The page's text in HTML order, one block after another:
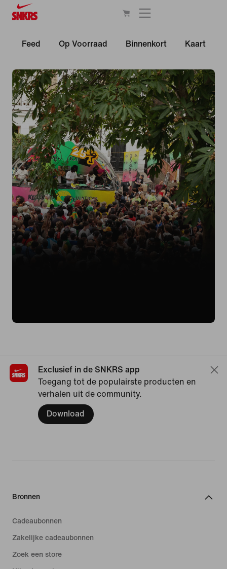
Feed Op Voorraad Binnenkort Kaart
Exclusief in de SNKRS app
Toegang tot de populairste producten en
verhalen uit de community.
Download
Bronnen
Cadeaubonnen
Zakelijke cadeaubonnen
Zoek een store